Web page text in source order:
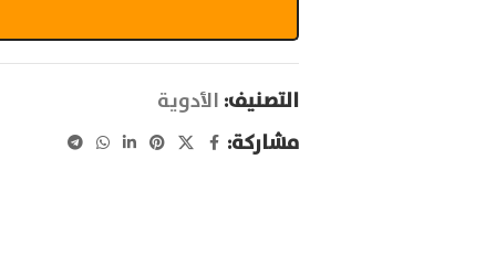
التصنيف: الأدوية
مشاركة: